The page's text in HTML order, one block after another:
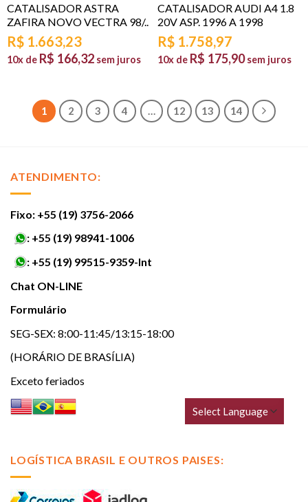
CATALISADOR ASTRA
ZAFIRA NOVO VECTRA 98/..
R$ 1.663,23
10x de R$ 166,32 sem juros
CATALISADOR AUDI A4 1.8
20V ASP. 1996 A 1998
R$ 1.758,97
10x de R$ 175,90 sem juros
1 2 3 4 12 13 14
ATENDIMENTO:
Fixo: +55 (19) 3756-2066
: +55 (19) 98941-1006
: +55 (19) 99515-9359-Int
Chat ON-LINE
Formulário
SEG-SEX: 8:00-11:45/13:15-18:00
(HORÁRIO DE BRASÍLIA)
Exceto feriados
LOGÍSTICA BRASIL E OUTROS PAISES: